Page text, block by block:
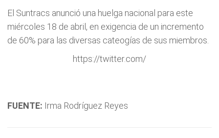
El Suntracs anunció una huelga nacional para este
miércoles 18 de abril, en exigencia de un incremento
de 60% para las diversas cateogías de sus miembros.
https://twitter.com/
FUENTE: Irma Rodríguez Reyes